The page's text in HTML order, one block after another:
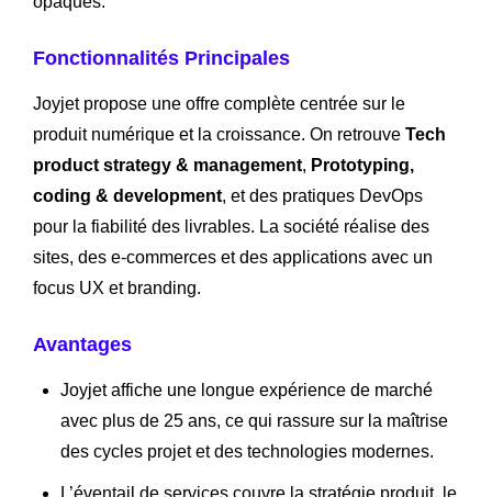
Fonctionnalités Principales
Joyjet propose une offre complète centrée sur le
produit numérique et la croissance. On retrouve Tech
product strategy & management, Prototyping,
coding & development, et des pratiques DevOps
pour la fiabilité des livrables. La société réalise des
sites, des e‑commerces et des applications avec un
focus UX et branding.
Avantages
Joyjet affiche une longue expérience de marché
avec plus de 25 ans, ce qui rassure sur la maîtrise
des cycles projet et des technologies modernes.